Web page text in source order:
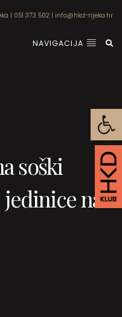
| 051 373 502 | info@hkd-rijeka.hr
NAVIGACIJA
soški
na